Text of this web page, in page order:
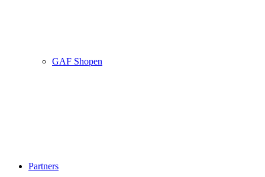
GAF Shopen
Partners